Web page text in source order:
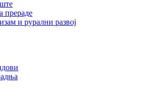
прераде
и рурални развој